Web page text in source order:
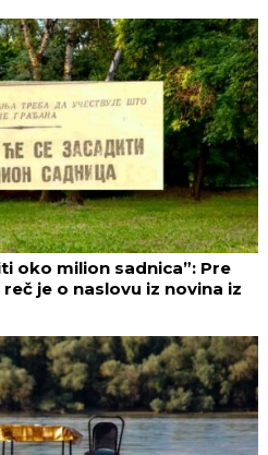
oko milion sadnica”: Pre
je o naslovu iz novina iz